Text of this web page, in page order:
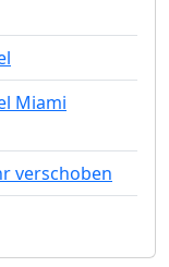
Miami
verschoben